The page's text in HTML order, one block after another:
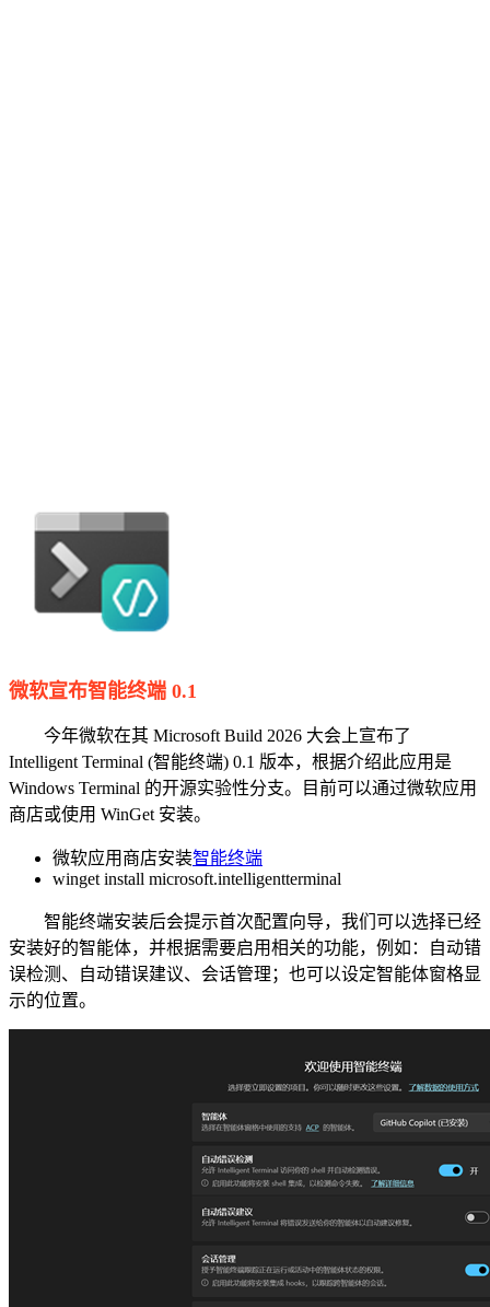
微软宣布智能终端 0.1
今年微软在其 Microsoft Build 2026 大会上宣布了
Intelligent Terminal (智能终端) 0.1 版本，根据介绍此应用是
Windows Terminal 的开源实验性分支。目前可以通过微软应用
商店或使用 WinGet 安装。
微软应用商店安装智能终端
winget install microsoft.intelligentterminal
智能终端安装后会提示首次配置向导，我们可以选择已经
安装好的智能体，并根据需要启用相关的功能，例如：自动错
误检测、自动错误建议、会话管理；也可以设定智能体窗格显
示的位置。